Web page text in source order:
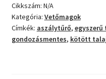
Cikkszám: N/A
Kategória: Vetőmagok
Címkék: aszálytűrő, egyszerű
gondozásmentes, kötött